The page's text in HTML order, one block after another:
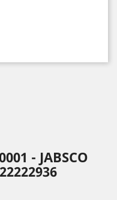
- JABSCO